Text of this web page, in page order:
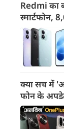
Redmi का
स्मार्टफोन,
क्या सच में
फोन के